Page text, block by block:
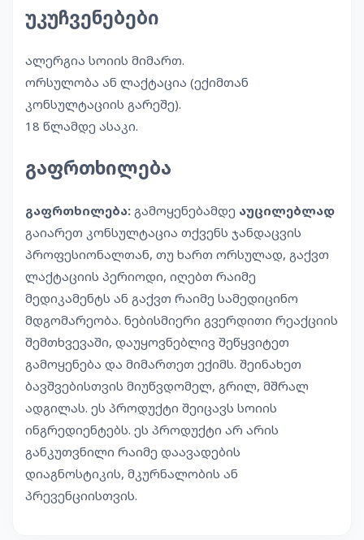
უკუჩვენებები
ალერგია სოიის მიმართ.
ორსულობა ან ლაქტაცია (ექიმთან
კონსულტაციის გარეშე).
18 წლამდე ასაკი.
გაფრთხილება
გაფრთხილება: გამოყენებამდე აუცილებლად
გაიარეთ კონსულტაცია თქვენს ჯანდაცვის
პროფესიონალთან, თუ ხართ ორსულად, გაქვთ
ლაქტაციის პერიოდი, იღებთ რაიმე
მედიკამენტს ან გაქვთ რაიმე სამედიცინო
მდგომარეობა. ნებისმიერი გვერდითი რეაქციის
შემთხვევაში, დაუყოვნებლივ შეწყვიტეთ
გამოყენება და მიმართეთ ექიმს. შეინახეთ
ბავშვებისთვის მიუწვდომელ, გრილ, მშრალ
ადგილას. ეს პროდუქტი შეიცავს სოიის
ინგრედიენტებს. ეს პროდუქტი არ არის
განკუთვნილი რაიმე დაავადების
დიაგნოსტიკის, მკურნალობის ან
პრევენციისთვის.